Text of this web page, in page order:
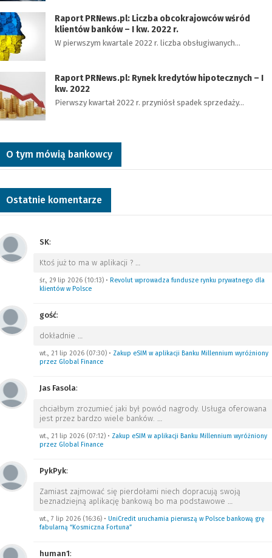
Raport PRNews.pl: Liczba obcokrajowców wśród
klientów banków – I kw. 2022 r.
W pierwszym kwartale 2022 r. liczba obsługiwanych…
Raport PRNews.pl: Rynek kredytów hipotecznych – I
kw. 2022
Pierwszy kwartał 2022 r. przyniósł spadek sprzedaży…
O tym mówią bankowcy
Ostatnie komentarze
SK:
Ktoś już to ma w aplikacji ? …
śr., 29 lip 2026 (10:13) • Revolut wprowadza fundusze rynku prywatnego dla
klientów w Polsce
gość:
dokładnie …
wt., 21 lip 2026 (07:30) • Zakup eSIM w aplikacji Banku Millennium wyróżniony
przez Global Finance
Jas Fasola:
chciałbym zrozumieć jaki był powód nagrody. Usługa oferowana
jest przez bardzo wiele banków. …
wt., 21 lip 2026 (07:12) • Zakup eSIM w aplikacji Banku Millennium wyróżniony
przez Global Finance
PykPyk:
Zamiast zajmować się pierdołami niech dopracują swoją
beznadziejną aplikację bankową bo ma podstawowe …
wt., 7 lip 2026 (16:36) • UniCredit uruchamia pierwszą w Polsce bankową grę
fabularną “Kosmiczna Fortuna”
human1: